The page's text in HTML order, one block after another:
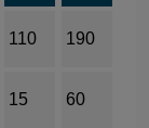
110 190
15 60